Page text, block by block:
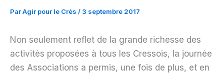
ParAgir pour le Crès / 3 septembre 2017
Non seulement reflet de la grande richesse des
activités proposées à tous les Cressois, la journée
des Associations a permis, une fois de plus, et en